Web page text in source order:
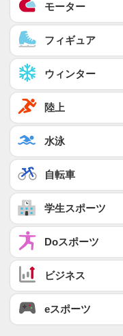
モーター
フィギュア
ウィンター
陸上
水泳
自転車
学生スポーツ
Doスポーツ
ビジネス
eスポーツ